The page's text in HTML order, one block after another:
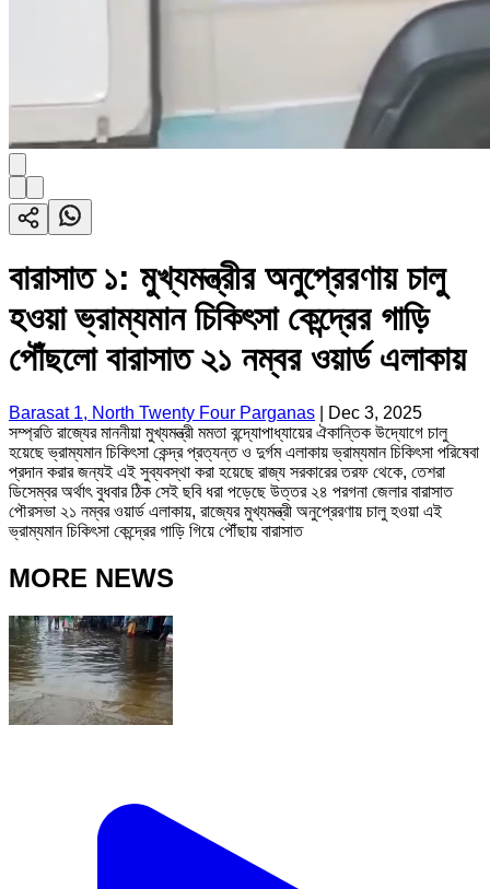
বারাসাত ১: মুখ্যমন্ত্রীর অনুপ্রেরণায় চালু
হওয়া ভ্রাম্যমান চিকিৎসা কেন্দ্রের গাড়ি
পৌঁছলো বারাসাত ২১ নম্বর ওয়ার্ড এলাকায়
Barasat 1, North Twenty Four Parganas
Dec 3, 2025
সম্প্রতি রাজ্যের মাননীয়া মুখ্যমন্ত্রী মমতা বন্দ্যোপাধ্যায়ের ঐকান্তিক উদ্যোগে চালু
হয়েছে ভ্রাম্যমান চিকিৎসা কেন্দ্র প্রত্যন্ত ও দুর্গম এলাকায় ভ্রাম্যমান চিকিৎসা পরিষেবা
প্রদান করার জন্যই এই সুব্যবস্থা করা হয়েছে রাজ্য সরকারের তরফ থেকে, তেশরা
ডিসেম্বর অর্থাৎ বুধবার ঠিক সেই ছবি ধরা পড়েছে উত্তর ২৪ পরগনা জেলার বারাসাত
পৌরসভা ২১ নম্বর ওয়ার্ড এলাকায়, রাজ্যের মুখ্যমন্ত্রী অনুপ্রেরণায় চালু হওয়া এই
ভ্রাম্যমান চিকিৎসা কেন্দ্রের গাড়ি গিয়ে পৌঁছায় বারাসাত
MORE NEWS